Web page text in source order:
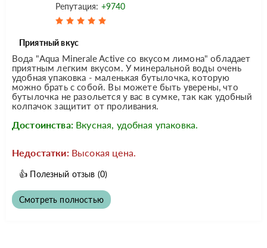
Репутация: +9740
Приятный вкус
Вода "Aqua Minerale Active со вкусом лимона" обладает
приятным легким вкусом. У минеральной воды очень
удобная упаковка - маленькая бутылочка, которую
можно брать с собой. Вы можете быть уверены, что
бутылочка не разольется у вас в сумке, так как удобный
колпачок защитит от проливания.
Достоинства: Вкусная, удобная упаковка.
Недостатки: Высокая цена.
👍 Полезный отзыв (0)
Смотреть полностью